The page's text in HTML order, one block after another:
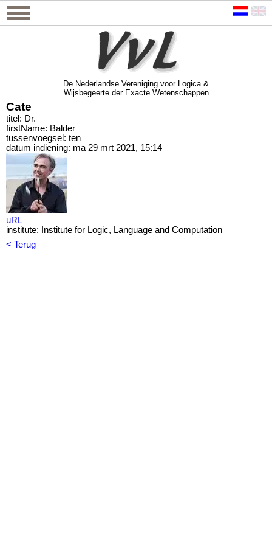
De Nederlandse Vereniging voor Logica &
Wijsbegeerte der Exacte Wetenschappen
De Nederlandse Vereniging voor Logica &
Wijsbegeerte der Exacte Wetenschappen
Cate
titel: Dr.
firstName: Balder
tussenvoegsel: ten
datum indiening: ma 29 mrt 2021, 15:14
uRL
institute: Institute for Logic, Language and Computation
< Terug